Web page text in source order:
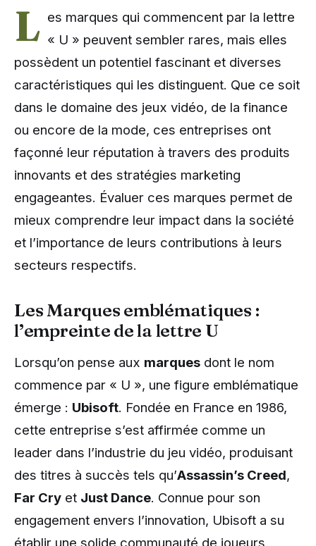
L es marques qui commencent par la lettre
« U » peuvent sembler rares, mais elles
possèdent un potentiel fascinant et diverses
caractéristiques qui les distinguent. Que ce soit
dans le domaine des jeux vidéo, de la finance
ou encore de la mode, ces entreprises ont
façonné leur réputation à travers des produits
innovants et des stratégies marketing
engageantes. Évaluer ces marques permet de
mieux comprendre leur impact dans la société
et l’importance de leurs contributions à leurs
secteurs respectifs.
Les Marques emblématiques :
l’empreinte de la lettre U
Lorsqu’on pense aux marques dont le nom
commence par « U », une figure emblématique
émerge : Ubisoft. Fondée en France en 1986,
cette entreprise s’est affirmée comme un
leader dans l’industrie du jeu vidéo, produisant
des titres à succès tels qu’Assassin’s Creed,
Far Cry et Just Dance. Connue pour son
engagement envers l’innovation, Ubisoft a su
établir une solide communauté de joueurs,